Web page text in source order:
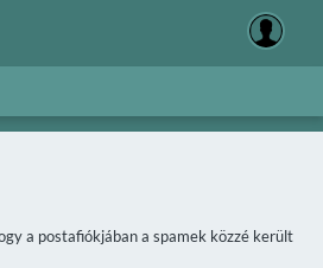
a postafiókjában a spamek közzé került